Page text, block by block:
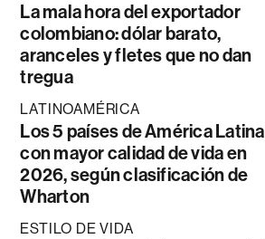
La mala hora del exportador
colombiano: dólar barato,
aranceles y fletes que no dan
tregua
LATINOAMÉRICA
Los 5 países de América Latina
con mayor calidad de vida en
2026, según clasificación de
Wharton
ESTILO DE VIDA